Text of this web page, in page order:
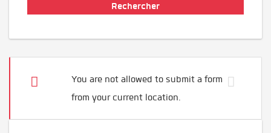
You are not allowed to submit a form
from your current location.